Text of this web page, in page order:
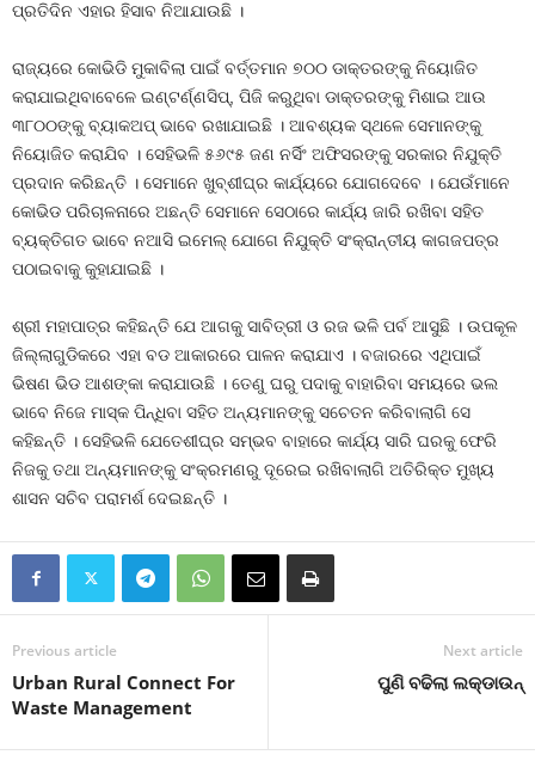
ପ୍ରତିଦିନ ଏହାର ହିସାବ ନିଆଯାଉଛି ।
ରାଜ୍ୟରେ କୋଭିଡି ମୁକାବିଲା ପାଇଁ ବର୍ତ୍ତମାନ ୭୦୦ ଡାକ୍ତରଙ୍କୁ ନିୟୋଜିତ
କରାଯାଇଥିବାବେଳେ ଇଣ୍ଟର୍ଣ୍ଣସିପ୍‍, ପିଜି କରୁଥିବା ଡାକ୍ତରଙ୍କୁ ମିଶାଇ ଆଉ
୩୮୦୦ଙ୍କୁ ବ୍ୟାକଅପ୍‍ ଭାବେ ରଖାଯାଇଛି । ଆବଶ୍ୟକ ସ୍ଥଳେ ସେମାନଙ୍କୁ
ନିୟୋଜିତ କରାଯିବ । ସେହିଭଳି ୫୬୯୫ ଜଣ ନର୍ସିଂ ଅଫିସରଙ୍କୁ ସରକାର ନିଯୁକ୍ତି
ପ୍ରଦାନ କରିଛନ୍ତି । ସେମାନେ ଖୁବ୍‍ଶୀଘ୍ର କାର୍ଯ୍ୟରେ ଯୋଗଦେବେ । ଯେଉଁମାନେ
କୋଭିଡ ପରିଚାଳନାରେ ଅଛନ୍ତି ସେମାନେ ସେଠାରେ କାର୍ଯ୍ୟ ଜାରି ରଖିବା ସହିତ
ବ୍ୟକ୍ତିଗତ ଭାବେ ନଆସି ଇମେଲ୍‍ ଯୋଗେ ନିଯୁକ୍ତି ସଂକ୍ରାନ୍ତୀୟ କାଗଜପତ୍ର
ପଠାଇବାକୁ କୁହାଯାଇଛି ।
ଶ୍ରୀ ମହାପାତ୍ର କହିଛନ୍ତି ଯେ ଆଗକୁ ସାବିତ୍ରୀ ଓ ରଜ ଭଳି ପର୍ବ ଆସୁଛି । ଉପକୂଳ
ଜିଲ୍ଲାଗୁଡିକରେ ଏହା ବଡ ଆକାରରେ ପାଳନ କରାଯାଏ । ବଜାରରେ ଏଥିପାଇଁ
ଭିଷଣ ଭିଡ ଆଶଙ୍କା କରାଯାଉଛି । ତେଣୁ ଘରୁ ପଦାକୁ ବାହାରିବା ସମୟରେ ଭଲ
ଭାବେ ନିଜେ ମାସ୍କ ପିନ୍ଧିବା ସହିତ ଅନ୍ୟମାନଙ୍କୁ ସଚେତନ କରିବାଲାଗି ସେ
କହିଛନ୍ତି । ସେହିଭଳି ଯେତେଶୀଘ୍ର ସମ୍ଭବ ବାହାରେ କାର୍ଯ୍ୟ ସାରି ଘରକୁ ଫେରି
ନିଜକୁ ତଥା ଅନ୍ୟମାନଙ୍କୁ ସଂକ୍ରମଣରୁ ଦୂରେଇ ରଖିବାଲାଗି ଅତିରିକ୍ତ ମୁଖ୍ୟ
ଶାସନ ସଚିବ ପରାମର୍ଶ ଦେଇଛନ୍ତି ।
Previous article
Urban Rural Connect For
Waste Management
Next article
ପୁଣି ବଢିଲା ଲକ୍‍ଡାଉନ୍‍